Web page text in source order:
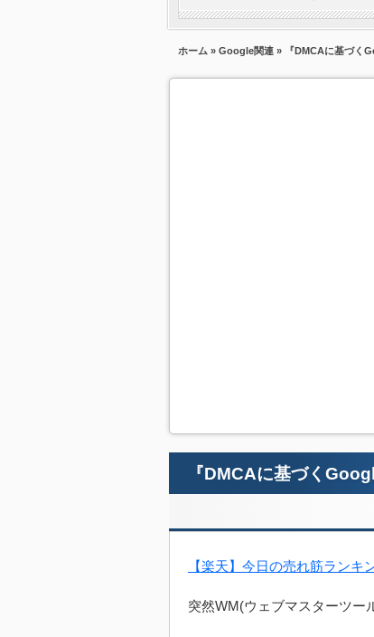
ホーム » Google関連 » 『DMCAに基づく
『DMCAに基づく
【楽天】今日の売れ筋ランキ
突然WM(ウェブマスターツー